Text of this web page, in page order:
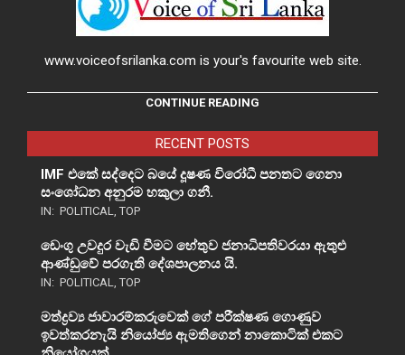
www.voiceofsrilanka.com is your's favourite web site.
CONTINUE READING
RECENT POSTS
IMF එකේ සද්දෙට බයේ දූෂණ විරෝධී පනතට ගෙනා
සංශෝධන අනුරම හකුලා ගනී.
IN: POLITICAL TOP
ඩෙංගු උවදුර වැඩි වීමට හේතුව ජනාධිපතිවරයා ඇතුළු
ආණ්ඩුවේ පරගැති දේශපාලනය යි.
IN: POLITICAL TOP
මත්ද්‍රව්‍ය ජාවාරම්කරුවෙක් ගේ පරීක්ෂණ ගොණුව
ඉවත්කරනැයි නියෝජ්‍ය ඇමතිගෙන් නාකොටික් එකට